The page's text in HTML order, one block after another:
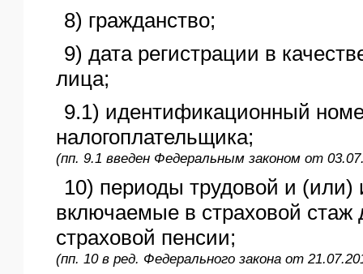
8) гражданство;
9) дата регистрации в
лица;
9.1) идентификационный
налогоплательщика;
(пп. 9.1 введен Федеральным законом от
10) периоды трудовой и (или)
включаемые в страховой стаж
страховой пенсии;
(пп. 10 в ред. Федерального закона от